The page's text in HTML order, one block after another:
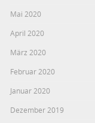
Mai 2020
April 2020
März 2020
Februar 2020
Januar 2020
Dezember 2019